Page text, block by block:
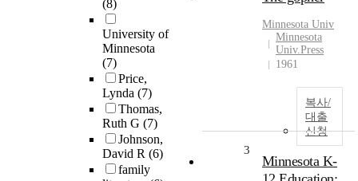
(8)
University of
Minnesota
(7)
Price,
Lynda (7)
Thomas,
Ruth G (7)
Johnson,
David R (6)
family
Minnesota Univ
Minnesota
Univ.Press
1961
복사/
대출
신청
3
Minnesota K-